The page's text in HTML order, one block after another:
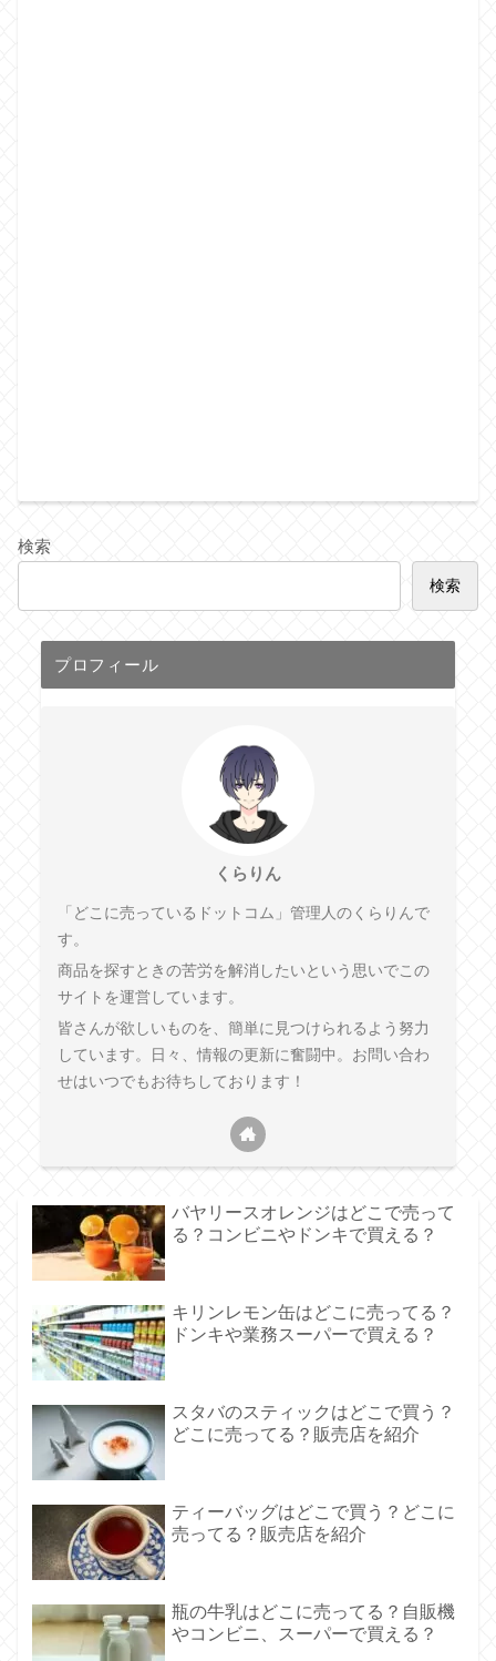
検索
検索
プロフィール
くらりん
「どこに売っているドットコム」管理人のくらりんで
す。
商品を探すときの苦労を解消したいという思いでこの
サイトを運営しています。
皆さんが欲しいものを、簡単に見つけられるよう努力
しています。日々、情報の更新に奮闘中。お問い合わ
せはいつでもお待ちしております！
バヤリースオレンジはどこで売って
る？コンビニやドンキで買える？
キリンレモン缶はどこに売ってる？
ドンキや業務スーパーで買える？
スタバのスティックはどこで買う？
どこに売ってる？販売店を紹介
ティーバッグはどこで買う？どこに
売ってる？販売店を紹介
瓶の牛乳はどこに売ってる？自販機
やコンビニ、スーパーで買える？